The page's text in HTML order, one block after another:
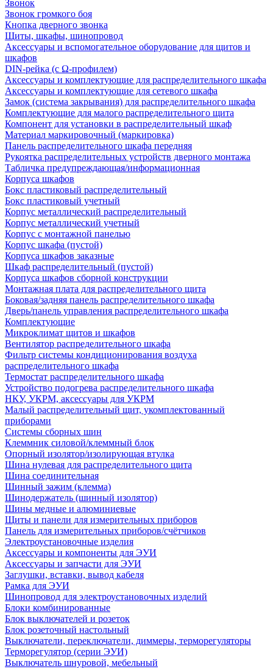
Звонок
Звонок громкого боя
Кнопка дверного звонка
Щиты, шкафы, шинопровод
Аксессуары и вспомогательное оборудование для щитов и
шкафов
DIN-рейка (с Ω-профилем)
Аксессуары и комплектующие для распределительного шкафа
Аксессуары и комплектующие для сетевого шкафа
Замок (система закрывания) для распределительного шкафа
Комплектующие для малого распределительного щита
Компонент для установки в распределительный шкаф
Материал маркировочный (маркировка)
Панель распределительного шкафа передняя
Рукоятка распределительных устройств дверного монтажа
Табличка предупреждающая/информационная
Корпуса шкафов
Бокс пластиковый распределительный
Бокс пластиковый учетный
Корпус металлический распределительный
Корпус металлический учетный
Корпус с монтажной панелью
Корпус шкафа (пустой)
Корпуса шкафов заказные
Шкаф распределительный (пустой)
Корпуса шкафов сборной конструкции
Монтажная плата для распределительного щита
Боковая/задняя панель распределительного шкафа
Дверь/панель управления распределительного шкафа
Комплектующие
Микроклимат щитов и шкафов
Вентилятор распределительного шкафа
Фильтр системы кондиционирования воздуха
распределительного шкафа
Термостат распределительного шкафа
Устройство подогрева распределительного шкафа
НКУ, УКРМ, аксессуары для УКРМ
Малый распределительный щит, укомплектованный
приборами
Системы сборных шин
Клеммник силовой/клеммный блок
Опорный изолятор/изолирующая втулка
Шина нулевая для распределительного щита
Шина соединительная
Шинный зажим (клемма)
Шинодержатель (шинный изолятор)
Шины медные и алюминиевые
Щиты и панели для измерительных приборов
Панель для измерительных приборов/счётчиков
Электроустановочные изделия
Аксессуары и компоненты для ЭУИ
Аксессуары и запчасти для ЭУИ
Заглушки, вставки, вывод кабеля
Рамка для ЭУИ
Шинопровод для электроустановочных изделий
Блоки комбинированные
Блок выключателей и розеток
Блок розеточный настольный
Выключатели, переключатели, диммеры, терморегуляторы
Терморегулятор (серии ЭУИ)
Выключатель шнуровой, мебельный